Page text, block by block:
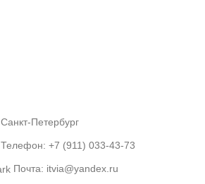
Санкт-Петербург
Телефон: +7 (911) 033-43-73
Почта: itvia@yandex.ru